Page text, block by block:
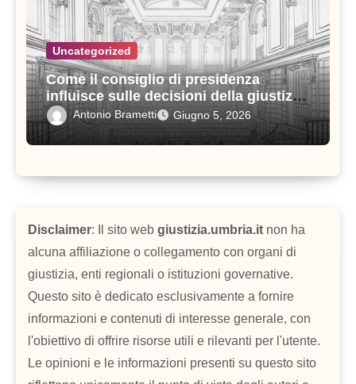
Uncategorized
Come il consiglio di presidenza
influisce sulle decisioni della giustizia
amministrativa
Antonio Brametti Giugno 5, 2026
Disclaimer: Il sito web giustizia.umbria.it non ha
alcuna affiliazione o collegamento con organi di
giustizia, enti regionali o istituzioni governative.
Questo sito è dedicato esclusivamente a fornire
informazioni e contenuti di interesse generale, con
l'obiettivo di offrire risorse utili e rilevanti per l'utente.
Le opinioni e le informazioni presenti su questo sito